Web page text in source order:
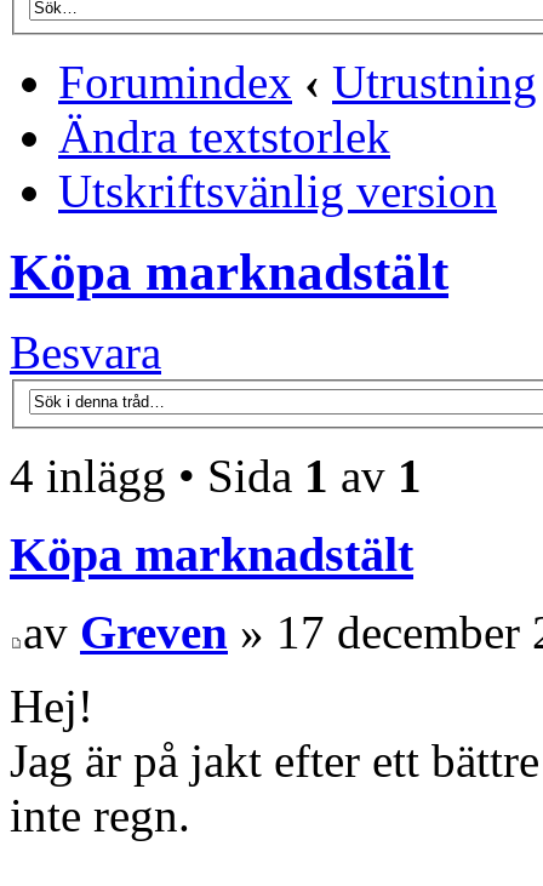
Forumindex ‹ Utrustning
Ändra textstorlek
Utskriftsvänlig version
Köpa marknadstält
Besvara
4 inlägg • Sida 1 av 1
Köpa marknadstält
av Greven » 17 december
Hej!
Jag är på jakt efter ett
inte regn.